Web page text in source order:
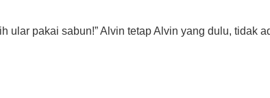
ular pakai sabun!” Alvin tetap Alvin yang dulu, tidak